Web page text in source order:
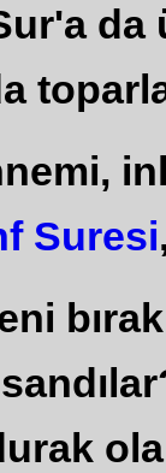
Suresi